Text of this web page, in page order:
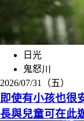
日光
鬼怒川
2026/07/31（五）
即使有小孩也很
長與兒童可在此